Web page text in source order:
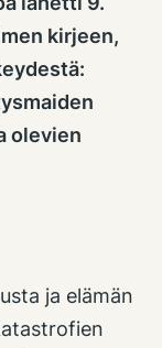
kirjeen,
olevien
ja elämän